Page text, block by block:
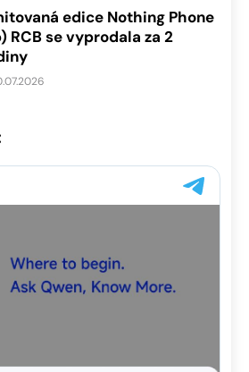
edice Nothing Phone
RCB se vyprodala za 2